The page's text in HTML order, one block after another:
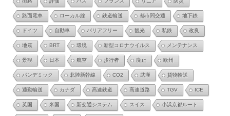
路面電車 ローカル線 鉄道輸送 都市間交通 地下鉄
ドイツ 自動車 バリアフリー 観光 私鉄 改良
地震 BRT 環境 新型コロナウイルス メンテナンス
景観 日本 航空 歩行者 廃止 欧州
パンデミック 北陸新幹線 CO2 武漢 貨物輸送
通勤輸送 カナダ 高速鉄道 高速道路 TGV ICE
英国 米国 新交通システム スイス 小浜京都ルート